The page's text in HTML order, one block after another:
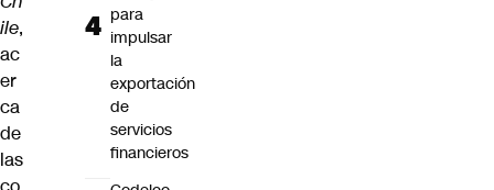
ile,
ac
er
ca
de
las
para
impulsar
la
exportación
de
servicios
financieros